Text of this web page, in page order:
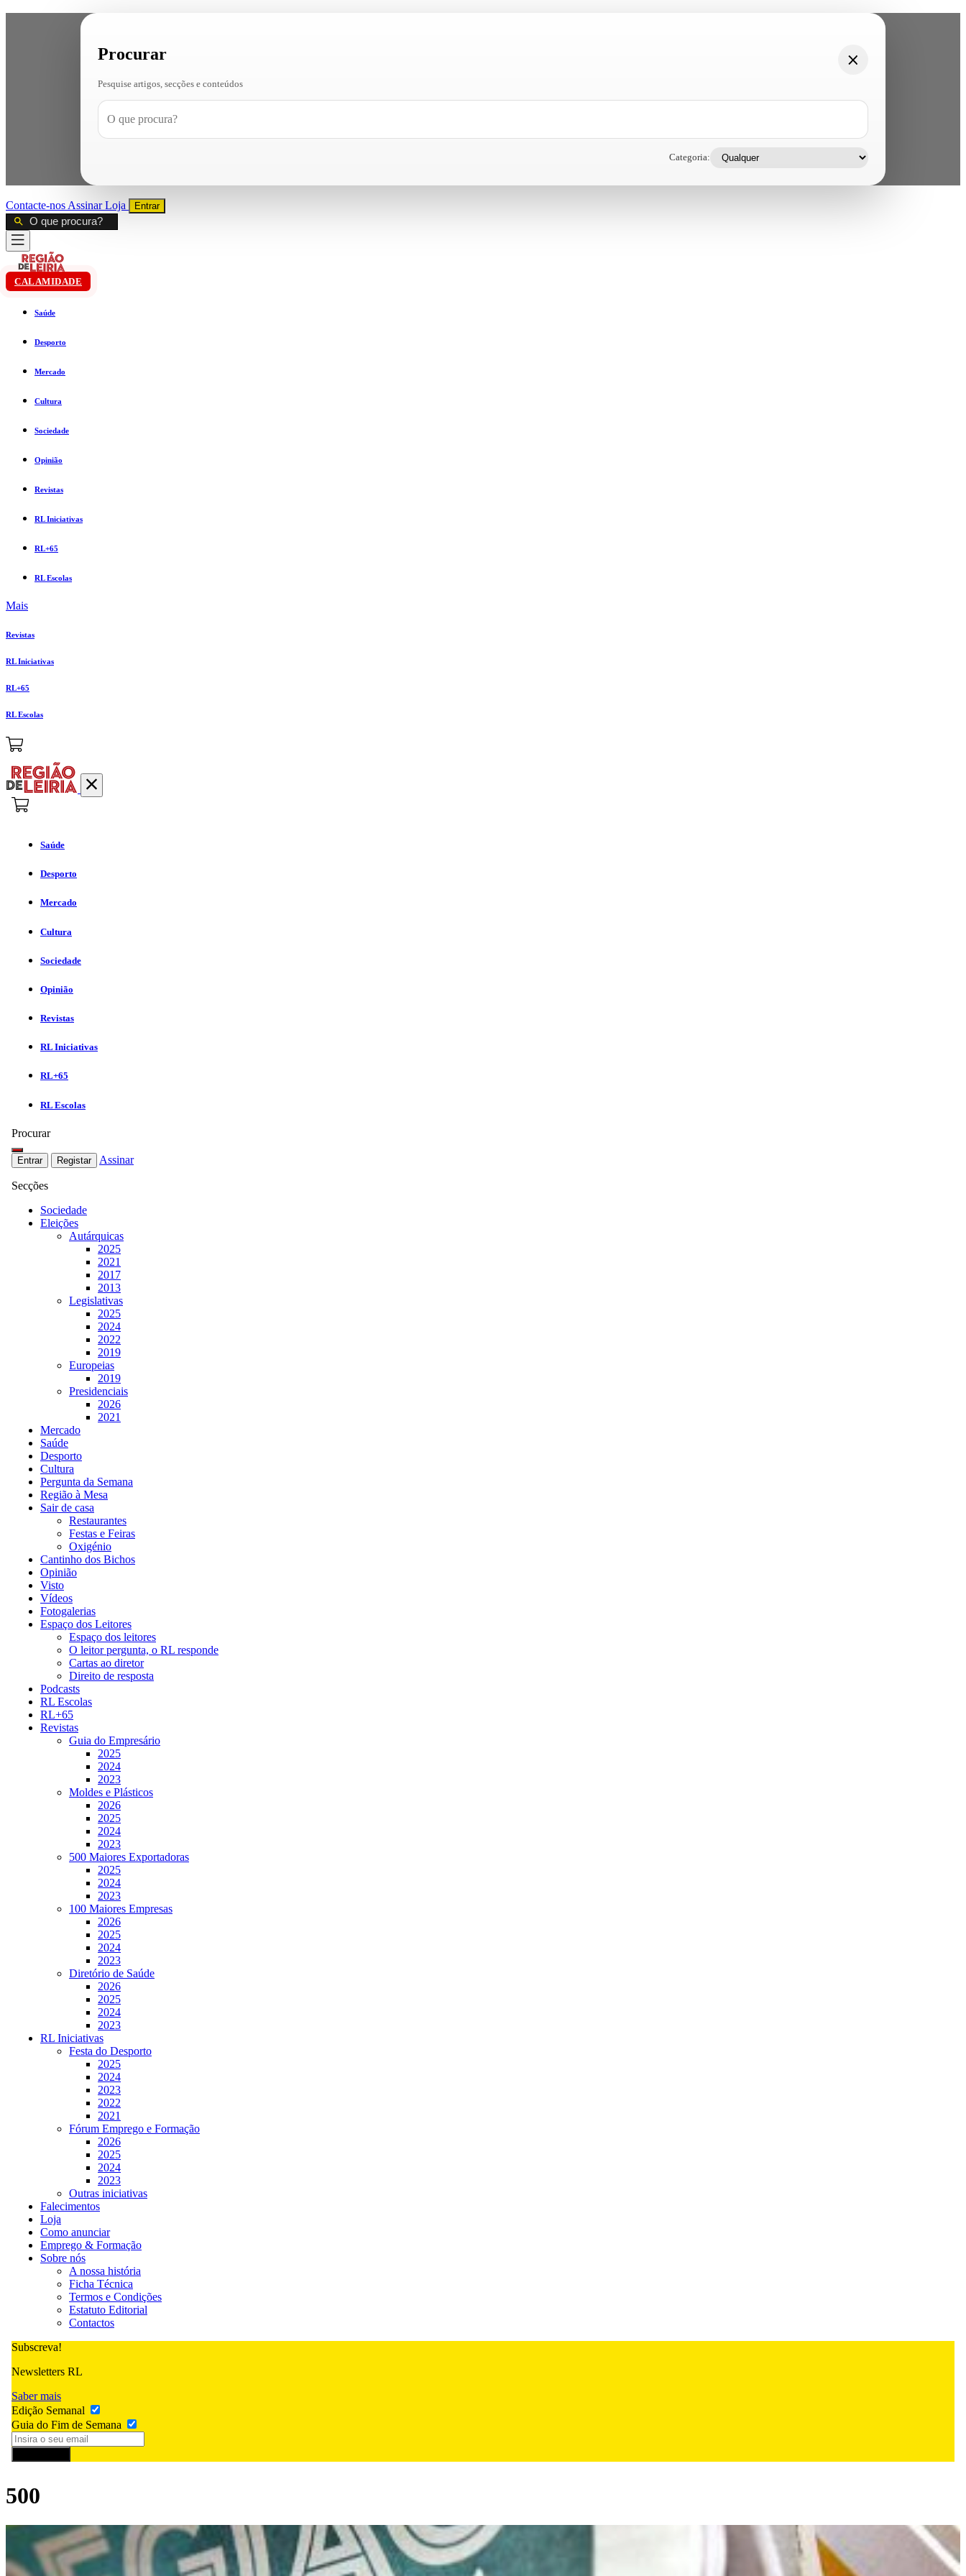
Procurar
Pesquise artigos, secções e conteúdos
Categoria:
Contacte-nos AssinarLoja Entrar
CALAMIDADE
Saúde
Desporto
Mercado
Cultura
Sociedade
Opinião
Revistas
RL Iniciativas
RL+65
RL Escolas
Mais
Revistas
RL Iniciativas
RL+65
RL Escolas
Saúde
Desporto
Mercado
Cultura
Sociedade
Opinião
Revistas
RL Iniciativas
RL+65
RL Escolas
Procurar
Entrar Registar Assinar
Secções
Sociedade
Eleições
Autárquicas
2025
2021
2017
2013
Legislativas
2025
2024
2022
2019
Europeias
2019
Presidenciais
2026
2021
Mercado
Saúde
Desporto
Cultura
Pergunta da Semana
Região à Mesa
Sair de casa
Restaurantes
Festas e Feiras
Oxigénio
Cantinho dos Bichos
Opinião
Visto
Vídeos
Fotogalerias
Espaço dos Leitores
Espaço dos leitores
O leitor pergunta, o RL responde
Cartas ao diretor
Direito de resposta
Podcasts
RL Escolas
RL+65
Revistas
Guia do Empresário
2025
2024
2023
Moldes e Plásticos
2026
2025
2024
2023
500 Maiores Exportadoras
2025
2024
2023
100 Maiores Empresas
2026
2025
2024
2023
Diretório de Saúde
2026
2025
2024
2023
RL Iniciativas
Festa do Desporto
2025
2024
2023
2022
2021
Fórum Emprego e Formação
2026
2025
2024
2023
Outras iniciativas
Falecimentos
Loja
Como anunciar
Emprego & Formação
Sobre nós
A nossa história
Ficha Técnica
Termos e Condições
Estatuto Editorial
Contactos
Subscreva!
Newsletters RL
Saber mais
Edição Semanal
Guia do Fim de Semana
500